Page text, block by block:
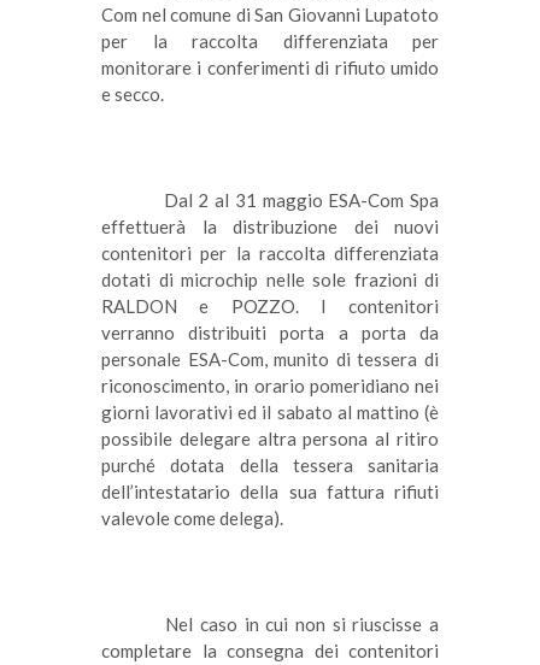
Com nel comune di San Giovanni Lupatoto
per la raccolta differenziata per
monitorare i conferimenti di rifiuto umido
e secco.
Dal 2 al 31 maggio ESA-Com Spa
effettuerà la distribuzione dei nuovi
contenitori per la raccolta differenziata
dotati di microchip nelle sole frazioni di
RALDON e POZZO. I contenitori
verranno distribuiti porta a porta da
personale ESA-Com, munito di tessera di
riconoscimento, in orario pomeridiano nei
giorni lavorativi ed il sabato al mattino (è
possibile delegare altra persona al ritiro
purché dotata della tessera sanitaria
dell’intestatario della sua fattura rifiuti
valevole come delega).
Nel caso in cui non si riuscisse a
completare la consegna dei contenitori